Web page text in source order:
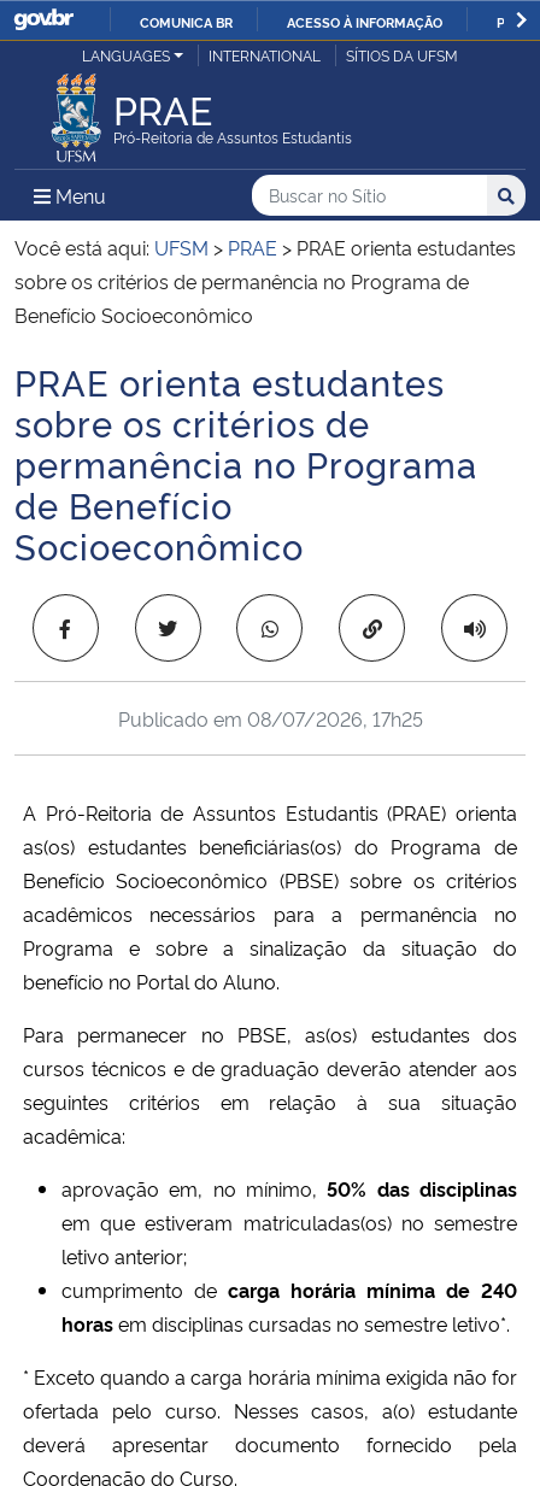
IR
COMUNICA BR ACESSO À INFORMAÇÃO
Ministério da Justiça e Segurança Pública
Ministério da Defesa
Ministério das Relações Exteriores
Ministério da Economia
Ministério da Infraestrutura
Ministério da Agricultura, Pecuária e Abastecimento
Ministério da Educação
Ministério da Cidadania
Ministério da Saúde
Ministério de Minas e Energia
Ministério da Ciência, Tecnologia, Inovações e Comunicações
Ministério do Meio Ambiente
Ministério do Turismo
Ministério do Desenvolvimento Regional
Ministério da Mulher, da Família e dos Direitos Humanos
Secretaria-Geral
Secretaria de Governo
Gabinete de Segurança Institucional
Advocacia-Geral da União
Banco Central do Brasil
Planalto
LANGUAGES INTERNATIONAL SÍTIOS DA UFSM
PRAE
Pró-Reitoria de Assuntos Estudantis
Menu Menu Principal do Sítio
Busca
Buscar no no Sítio
Busca:
Você está aqui: UFSM > PRAE > PRAE orienta estudantes
sobre os critérios de permanência no Programa de
Benefício Socioeconômico
Início do conteúdo
PRAE orienta estudantes
sobre os critérios de
permanência no Programa
de Benefício
Socioeconômico
Copiar para área
Publicado em 08/07/2026, 17h25
A Pró-Reitoria de Assuntos Estudantis (PRAE) orienta
as(os) estudantes beneficiárias(os) do Programa de
Benefício Socioeconômico (PBSE) sobre os critérios
acadêmicos necessários para a permanência no
Programa e sobre a sinalização da situação do
benefício no Portal do Aluno.
Para permanecer no PBSE, as(os) estudantes dos
cursos técnicos e de graduação deverão atender aos
seguintes critérios em relação à sua situação
acadêmica:
aprovação em, no mínimo,50% das disciplinas
em que estiveram matriculadas(os) no semestre
letivo anterior;
cumprimento de carga horária mínima de 240
horasem disciplinas cursadas no semestre letivo*.
* Exceto quando a carga horária mínima exigida não for
ofertada pelo curso. Nesses casos, a(o) estudante
deverá apresentar documento fornecido pela
Coordenação do Curso.